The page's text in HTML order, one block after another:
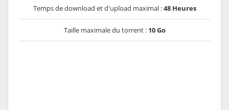
Temps de download et d'upload maximal :48 Heures
Taille maximale du torrent : 10 Go